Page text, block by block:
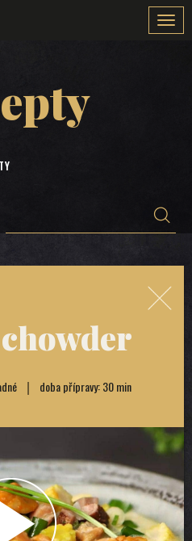
doba přípravy: 30 min